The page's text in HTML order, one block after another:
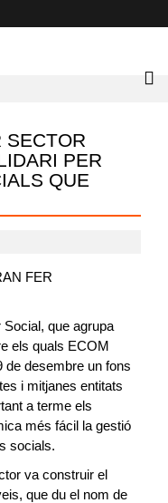
SECTOR
PER
QUE
FER
Social, que agrupa
els quals ECOM
de desembre un fons
i mitjanes entitats
a terme els
més fácil la gestió
socials.
va construir el
que du el nom de